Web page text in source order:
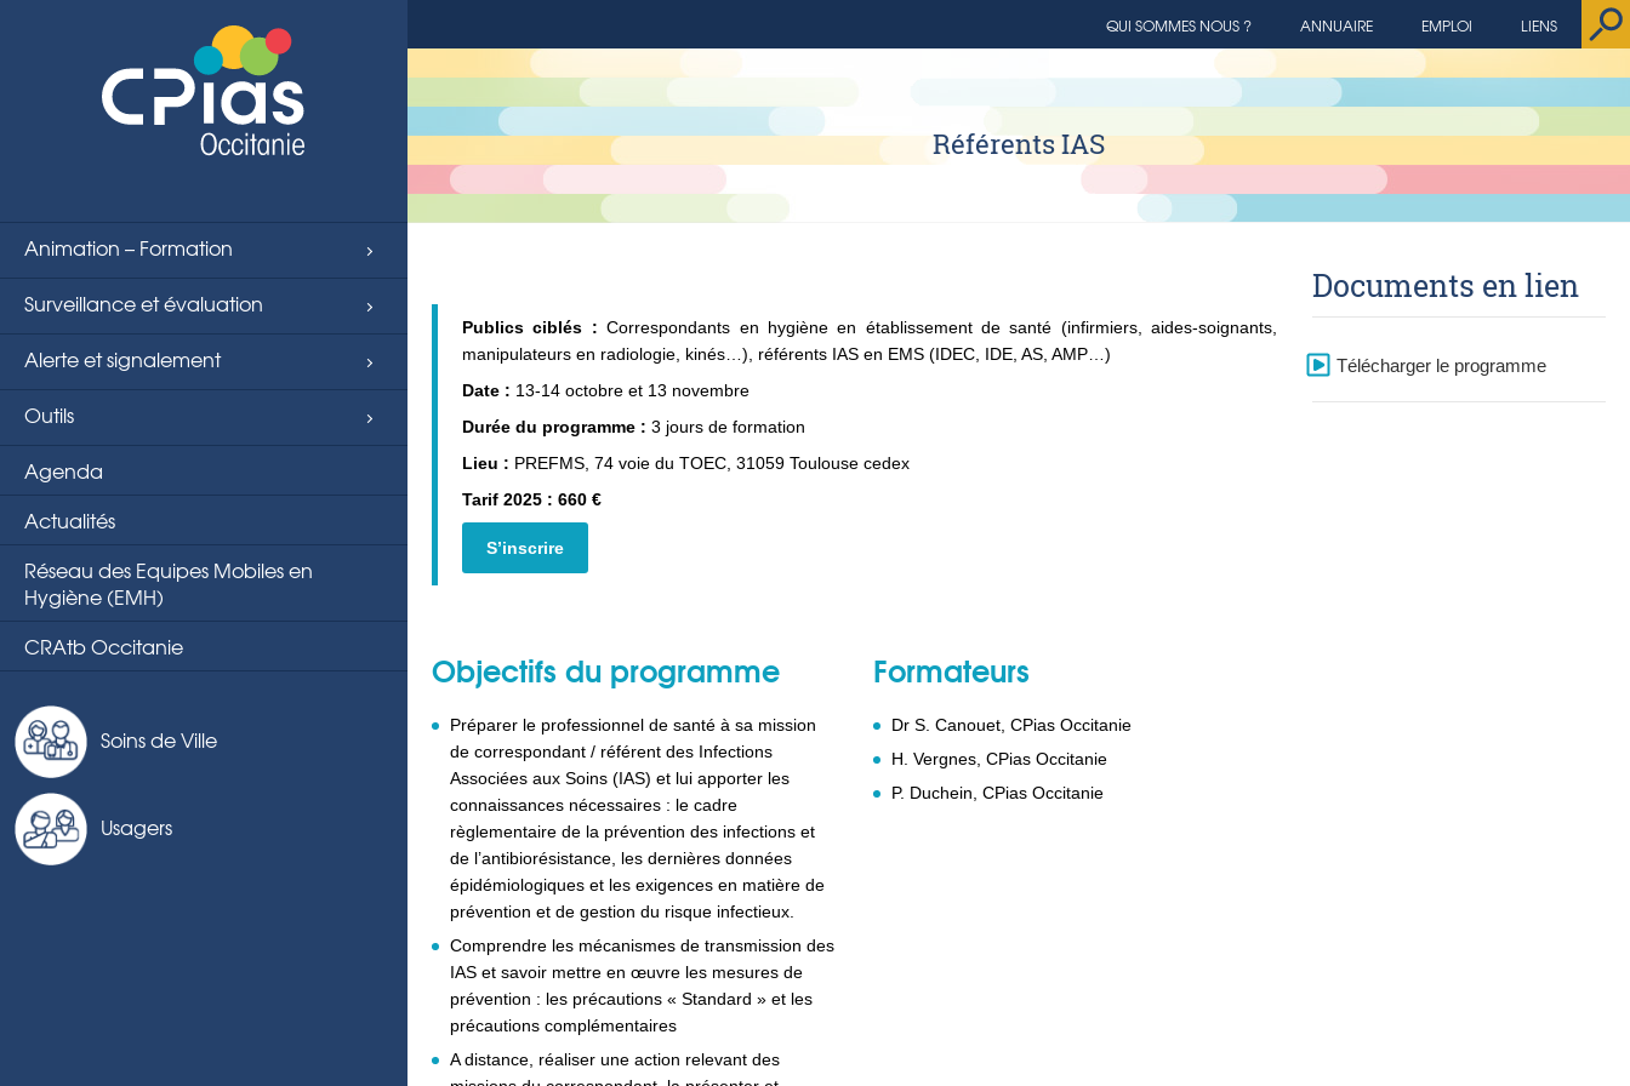
Animation – Formation
Surveillance et évaluation
Alerte et signalement
Outils
Agenda
Actualités
Réseau des Equipes Mobiles en
Hygiène (EMH)
CRAtb Occitanie
Soins de Ville
Usagers
LIENS
EMPLOI
ANNUAIRE
QUI SOMMES NOUS ?
Référents IAS
Publics ciblés :Correspondants en hygiène en établissement de santé (infirmiers, aides-soignants,
manipulateurs en radiologie, kinés…), référents IAS en EMS (IDEC, IDE, AS, AMP…)
Date : 13-14 octobre et 13 novembre
Durée du programme :3 jours de formation
Lieu : PREFMS, 74 voie du TOEC, 31059 Toulouse cedex
Tarif 2025 : 660 €
S’inscrire
Objectifs du programme
Préparer le professionnel de santé à sa mission
de correspondant / référent des Infections
Associées aux Soins (IAS) et lui apporter les
connaissances nécessaires : le cadre
règlementaire de la prévention des infections et
de l’antibiorésistance, les dernières données
épidémiologiques et les exigences en matière de
prévention et de gestion du risque infectieux.
Comprendre les mécanismes de transmission des
IAS et savoir mettre en œuvre les mesures de
prévention : les précautions « Standard » et les
précautions complémentaires
A distance, réaliser une action relevant des
Formateurs
Dr S. Canouet, CPias Occitanie
H. Vergnes, CPias Occitanie
P. Duchein, CPias Occitanie
Documents en lien
Télécharger le programme